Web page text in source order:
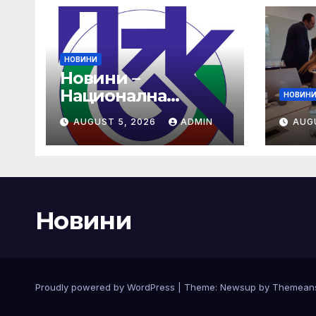
НОВИНИ
Новини –
Национална
здравноосигурите
лна каса (НЗОК)
AUGUST 5, 2026 ADMIN
НОВИНИ
Новини
Proudly powered by WordPress Theme: Newsup by